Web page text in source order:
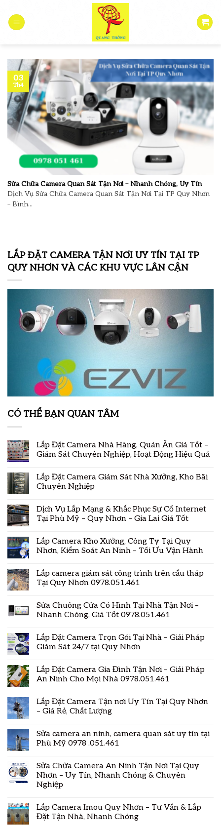
content
Sửa Chữa Camera Quan Sát Tận Nơi – Nhanh Chóng, Uy Tín
Dịch Vụ Sửa Chữa Camera Quan Sát Tận Nơi Tại TP Quy Nhơn
– Bình...
03
Th4
LẮP ĐẶT CAMERA TẬN NƠI UY TÍN TẠI TP
QUY NHƠN VÀ CÁC KHU VỰC LÂN CẬN
CÓ THỂ BẠN QUAN TÂM
Lắp Đặt Camera Nhà Hàng, Quán Ăn Giá Tốt –
Giám Sát Chuyên Nghiệp, Hoạt Động Hiệu Quả
Lắp Đặt Camera Giám Sát Nhà Xưởng, Kho Bãi
Chuyên Nghiệp
Dịch Vụ Lắp Mạng & Khắc Phục Sự Cố Internet
Tại Phù Mỹ – Quy Nhơn – Gia Lai Giá Tốt
Lắp Camera Kho Xưởng, Công Ty Tại Quy
Nhơn, Kiểm Soát An Ninh – Tối Ưu Vận Hành
Lắp camera giám sát công trình trên cẩu tháp
Tại Quy Nhơn 0978.051.461
Sửa Chuông Cửa Có Hình Tại Nhà Tận Nơi –
Nhanh Chóng, Giá Tốt 0978.051.461
Lắp Đặt Camera Trọn Gói Tại Nhà – Giải Pháp
Giám Sát 24/7 tại Quy Nhơn
Lắp Đặt Camera Gia Đình Tận Nơi – Giải Pháp
An Ninh Cho Mọi Nhà 0978.051.461
Lắp Đặt Camera Tận nơi Uy Tín Tại Quy Nhơn
– Giá Rẻ, Chất Lượng
Sửa camera an ninh, camera quan sát uy tín tại
Phù Mỹ 0978 .051.461
Sửa Chữa Camera An Ninh Tận Nơi Tại Quy
Nhơn – Uy Tín, Nhanh Chóng & Chuyên
Nghiệp
Lắp Camera Imou Quy Nhơn – Tư Vấn & Lắp
Đặt Tận Nhà, Nhanh Chóng